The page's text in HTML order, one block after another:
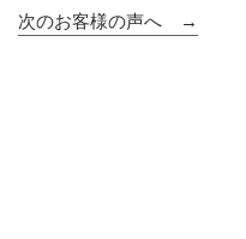
次のお客様の声へ →